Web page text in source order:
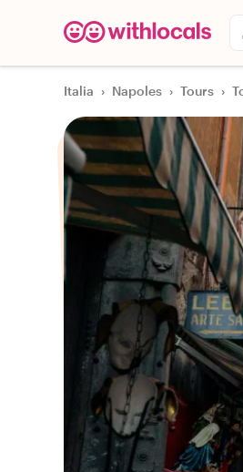
Italia › Napoles › Tours ›